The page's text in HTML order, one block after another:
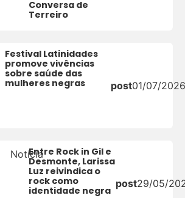
Conversa de
Terreiro
Festival Latinidades
promove vivências
sobre saúde das
mulheres negras
post01/07/2026
NotíciaEntre Rock in Gil e
Desmonte, Larissa
Luz reivindica o
rock como
identidade negra
post29/05/